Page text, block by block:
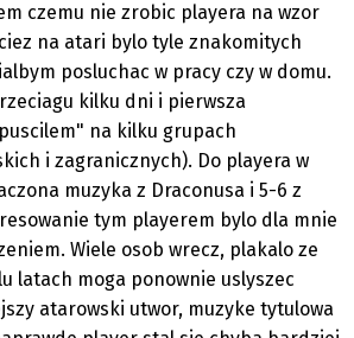
czemu nie zrobic playera na wzor
na atari bylo tyle znakomitych
posluchac w pracy czy w domu.
kilku dni i pierwsza
na kilku grupach
i zagranicznych). Do playera w
muzyka z Draconusa i 5-6 z
tym playerem bylo dla mnie
Wiele osob wrecz, plakalo ze
latach moga ponownie uslyszec
atarowski utwor, muzyke tytulowa